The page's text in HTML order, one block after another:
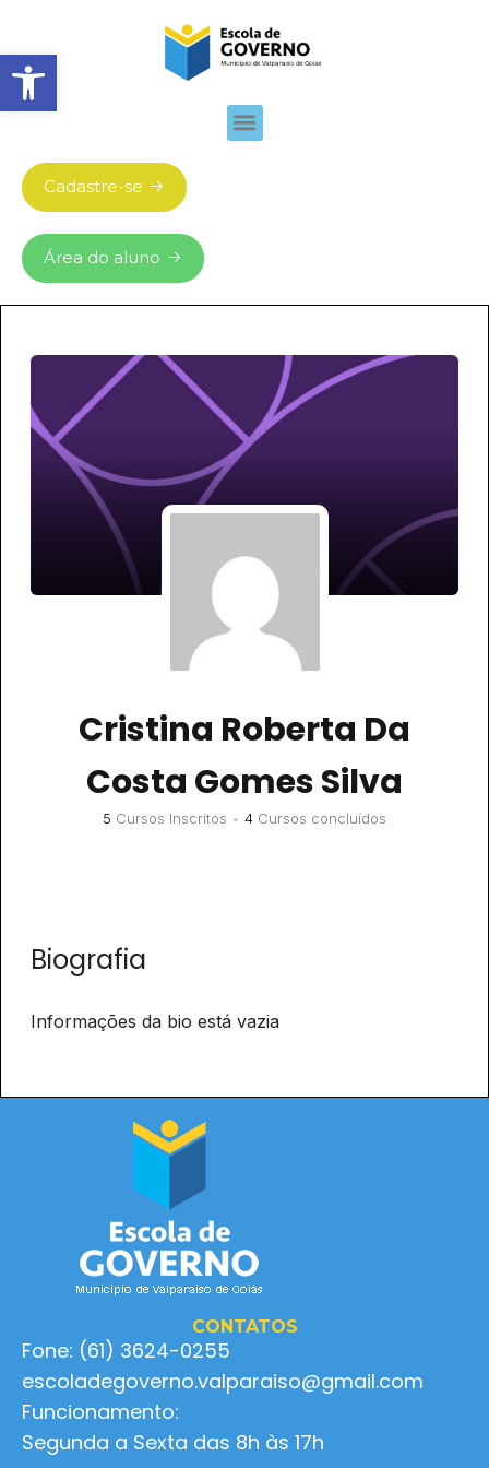
Abrir barra de ferramentas
Cadastre-se
Área do aluno
Cristina Roberta Da
Costa Gomes Silva
5 Cursos Inscritos • 4 Cursos concluídos
Biografia
Informações da bio está vazia
CONTATOS
Fone: (61) 3624-0255
escoladegoverno.valparaiso@gmail.com
Funcionamento:
Segunda a Sexta das 8h às 17h